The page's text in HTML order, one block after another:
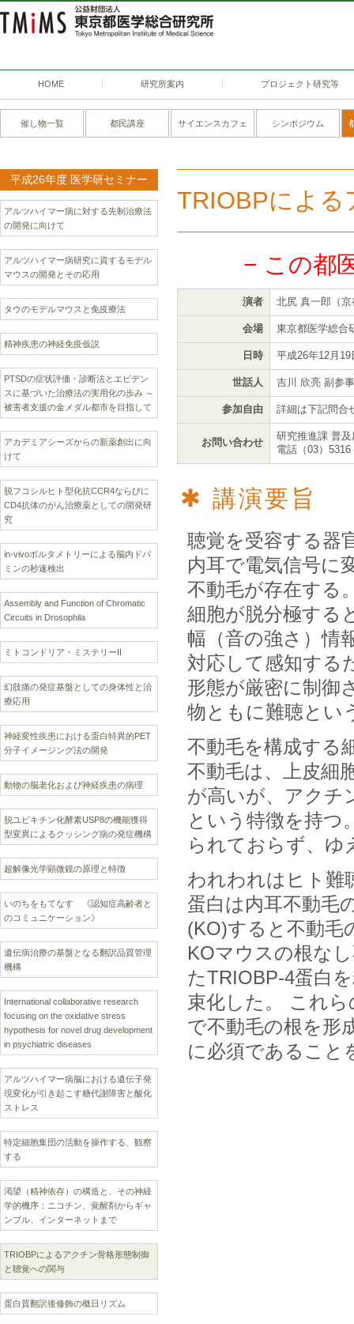
HOME 研究所案内 プロジェクト研究等
催し物一覧 都民講座 サイエンスカフェ シンポジウム
平成26年度 医学研セミナー
アルツハイマー病に対する先制治療法
の開発に向けて
アルツハイマー病研究に資するモデル
マウスの開発とその応用
タウのモデルマウスと免疫療法
精神疾患の神経免疫仮説
PTSDの症状評価・診断法とエビデン
スに基づいた治療法の実用化の歩み ～
被害者支援の金メダル都市を目指して
アカデミアシーズからの新薬創出に向
けて
脱フコシルヒト型化抗CCR4ならびに
CD4抗体のがん治療薬としての開発研
究
in-vivoボルタメトリーによる脳内ドパ
ミンの秒速検出
Assembly and Function of Chromatic
Circuits in Drosophila
ミトコンドリア・ミステリーII
幻肢痛の発症基盤としての身体性と治
療応用
神経変性疾患における蛋白特異的PET
分子イメージング法の開発
動物の脳老化および神経疾患の病理
脱ユビキチン化酵素USP8の機能獲得
型変異によるクッシング病の発症機構
超解像光学顕微鏡の原理と特徴
いのちをもてなす 《認知症高齢者と
のコミュニケーション》
遺伝病治療の基盤となる翻訳品質管理
機構
International collaborative research
focusing on the oxidative stress
hypothesis for novel drug development
in psychiatric diseases
アルツハイマー病脳における遺伝子発
現変化が引き起こす糖代謝障害と酸化
ストレス
特定細胞集団の活動を操作する、観察
する
渇望（精神依存）の構造と、その神経
学的機序：ニコチン、覚醒剤からギャ
ンブル、インターネットまで
TRIOBPによるアクチン骨格形態制御
と聴覚への関与
蛋白質翻訳後修飾の概日リズム
TRIOBPによる
− この都
演者 北尻 真一郎（
会場 東京都医学総合
日時 平成26年12月
世話人 吉川 欣亮 副参
参加自由 詳細は下記問合
お問い合わせ
研究推進課 普及
電話（03）5316
講演要旨
聴覚を受容する器
内耳で電気信号に
不動毛が存在する
細胞が脱分極する
幅（音の強さ）情
対応して感知する
形態が厳密に制御
物ともに難聴とい
不動毛を構成する
不動毛は、上皮細
が高いが、アクチ
という特徴を持つ
られておらず、ゆ
われわれはヒト難
蛋白は内耳不動毛
(KO)すると不動毛
KOマウスの根な
たTRIOBP-4蛋白
束化した。 これ
で不動毛の根を形
に必須であること